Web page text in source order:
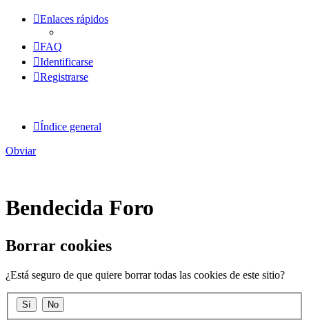
Enlaces rápidos
FAQ
Identificarse
Registrarse
Índice general
Obviar
Bendecida Foro
Borrar cookies
¿Está seguro de que quiere borrar todas las cookies de este sitio?